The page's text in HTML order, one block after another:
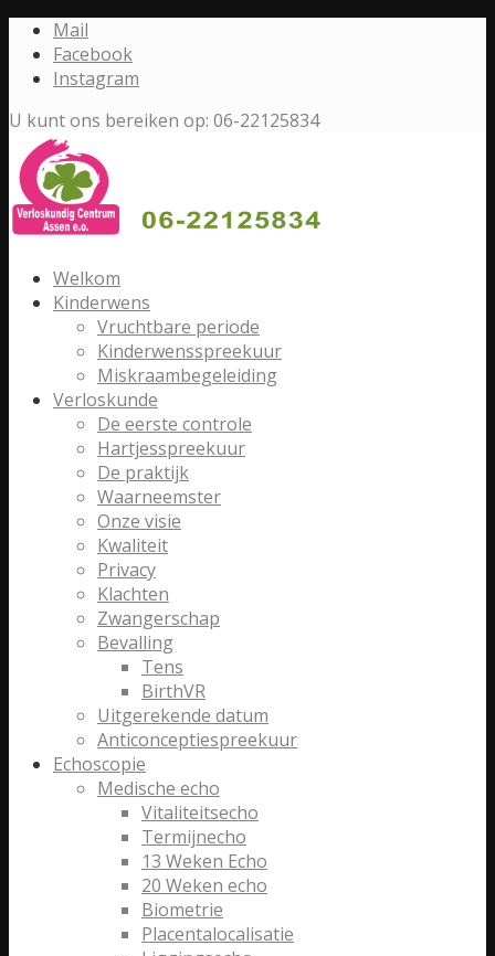
Mail
Facebook
Instagram
U kunt ons bereiken op: 06-22125834
Welkom
Kinderwens
Vruchtbare periode
Kinderwensspreekuur
Miskraambegeleiding
Verloskunde
De eerste controle
Hartjesspreekuur
De praktijk
Waarneemster
Onze visie
Kwaliteit
Privacy
Klachten
Zwangerschap
Bevalling
Tens
BirthVR
Uitgerekende datum
Anticonceptiespreekuur
Echoscopie
Medische echo
Vitaliteitsecho
Termijnecho
13 Weken Echo
20 Weken echo
Biometrie
Placentalocalisatie